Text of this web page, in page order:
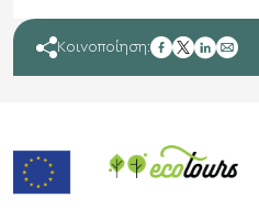
Κοινοποίηση: facebook
twitter